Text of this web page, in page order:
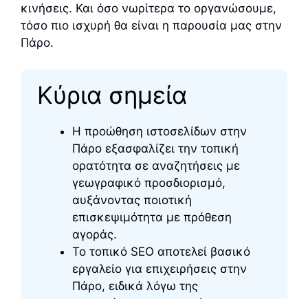
κινήσεις. Και όσο νωρίτερα το οργανώσουμε,
τόσο πιο ισχυρή θα είναι η παρουσία μας στην
Πάρο.
Κύρια σημεία
Η προώθηση ιστοσελίδων στην
Πάρο εξασφαλίζει την τοπική
ορατότητα σε αναζητήσεις με
γεωγραφικό προσδιορισμό,
αυξάνοντας ποιοτική
επισκεψιμότητα με πρόθεση
αγοράς.
Το τοπικό SEO αποτελεί βασικό
εργαλείο για επιχειρήσεις στην
Πάρο, ειδικά λόγω της